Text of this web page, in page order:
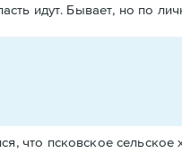
идут. Бывает, но по
что псковское сельское